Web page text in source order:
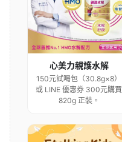
心美力親護水解
150元試喝包（30.8g×8）
或 LINE 優惠券 300元購買
820g 正裝。